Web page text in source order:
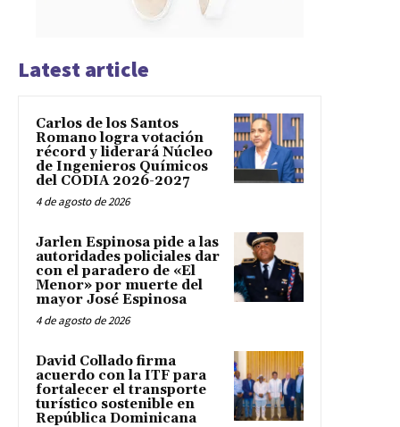
Latest article
Carlos de los Santos
Romano logra votación
récord y liderará Núcleo
de Ingenieros Químicos
del CODIA 2026-2027
4 de agosto de 2026
Jarlen Espinosa pide a las
autoridades policiales dar
con el paradero de «El
Menor» por muerte del
mayor José Espinosa
4 de agosto de 2026
David Collado firma
acuerdo con la ITF para
fortalecer el transporte
turístico sostenible en
República Dominicana